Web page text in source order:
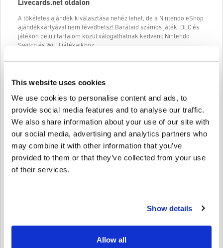
This website uses cookies
We use cookies to personalise content and ads, to
provide social media features and to analyse our traffic.
We also share information about your use of our site with
our social media, advertising and analytics partners who
may combine it with other information that you’ve
provided to them or that they’ve collected from your use
of their services.
Show details
Allow all
Livecards.net oldalon
A tökéletes ajándék kiválasztása nehéz lehet, de a Nintendo eShop
ajándékkártyával nem tévedhetsz! Barátaid számos játék, DLC és
játékon belüli tartalom közül válogathatnak kedvenc Nintendo
Switch és Wii U játékaikhoz.
A Nintendo eShop ajándékkártyával barátaid azonnal
megjelennek. Ezenkívül kihasználhatják a digitális játékok
eladásait és kedvezményeit. Akár a
vagy bármely más Nintendo-franchise iránt érdeklődnek, biztosan
Íme néhány címletű Nintendo eShop kártya, amelyet
Nintendo eShop kártya 25 EUR
Nintendo eShop kártya 50 EUR
Nintendo eShop kártya 75 EUR
árakat. Tehát ne várjon tovább, menjen a Livecards.net oldalra, és
hálásak lesznek érte!